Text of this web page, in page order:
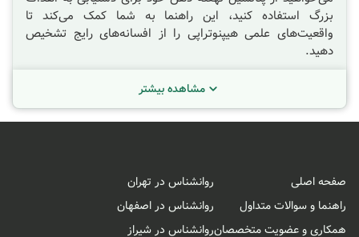
بزرگ استفاده کنید، این راهنما به شما کمک می‌کند تا
واقعیت‌های علمی هیپنوتراپی را از افسانه‌های رایج تشخیص
دهید.
هیپنوتراپی چیست؟
برخلاف آنچه در فیلم‌ها و نمایش‌های تلویزیونی می‌بینیم،
که شما هر روز به‌طور طبیعی آن را تجربه می‌کنید، مثلاً وقتی در
جاده رانندگی می‌کنید و ناگهان متوجه نمی‌شوید که چگونه به
مقصد رسیده‌اید و یا وقتی در فیلمی غرق می‌شوید و صدای
مشاهده بیشتر
صفحه اصلی
راهنما و سوالات متداول
همکاری و عضویت متخصصان
روانشناس در تهران
روانشناس در اصفهان
روانشناس در شیراز